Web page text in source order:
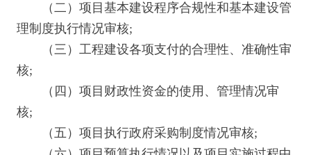
（二）项目基本建设程序合规性和基本建设管
理制度执行情况审核;
（三）工程建设各项支付的合理性、准确性审
核;
（四）项目财政性资金的使用、管理情况审
核;
（五）项目执行政府采购制度情况审核;